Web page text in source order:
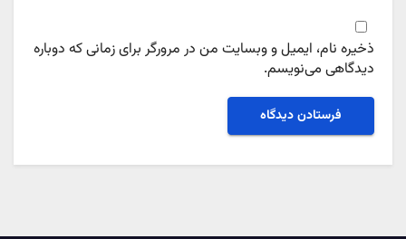
ذخیره نام، ایمیل و وبسایت من در مرورگر برای زمانی که دوباره
دیدگاهی می‌نویسم.